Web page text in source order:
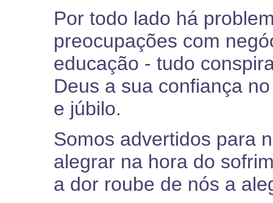
Por todo lado há
preocupações com
educação - tudo
Deus a sua confiança
e júbilo.
Somos advertidos para
alegrar na hora do
a dor roube de nós a